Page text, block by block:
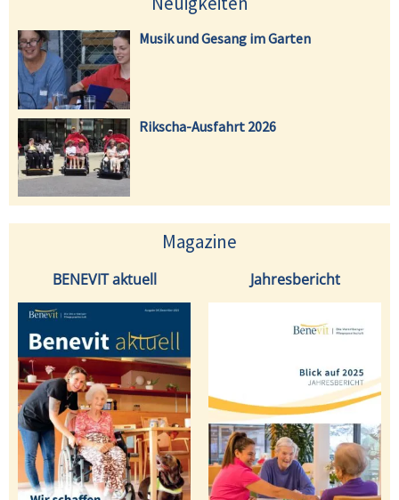
Musik und Gesang im Garten
Rikscha-Ausfahrt 2026
Magazine
BENEVIT aktuell Jahresbericht